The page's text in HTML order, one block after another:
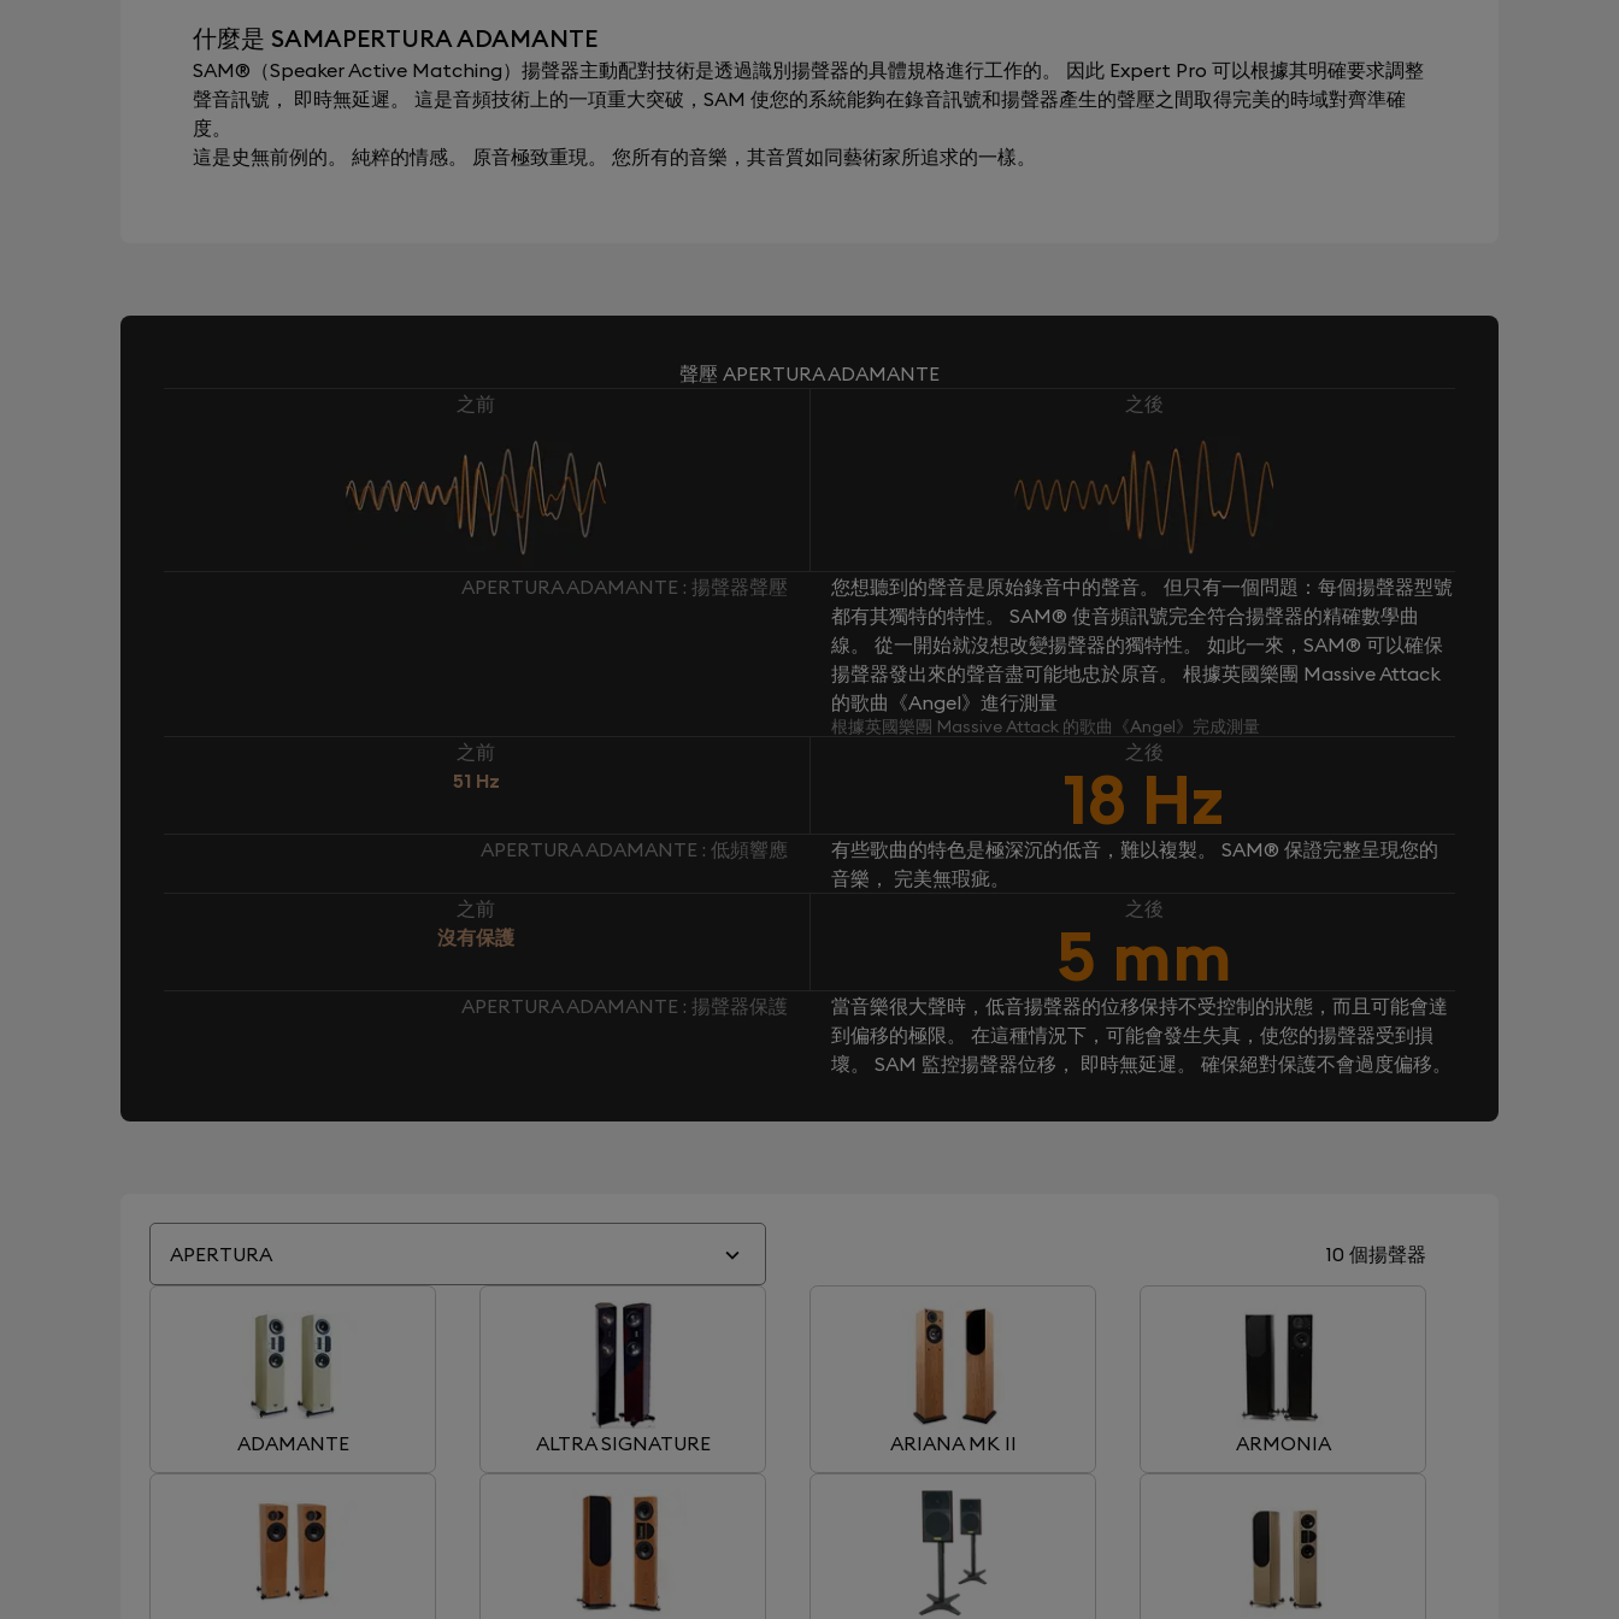
什麼是 SAMAPERTURA ADAMANTE
SAM®（Speaker Active Matching）揚聲器主動配對技術是透過識別揚聲器的具體規格進行工作的。 因此 Expert Pro 可以根據其明確要求調整
聲音訊號， 即時無延遲。 這是音頻技術上的一項重大突破，SAM 使您的系統能夠在錄音訊號和揚聲器產生的聲壓之間取得完美的時域對齊準確
度。
這是史無前例的。 純粹的情感。 原音極致重現。 您所有的音樂，其音質如同藝術家所追求的一樣。
聲壓 APERTURA ADAMANTE
之前
之後
APERTURA ADAMANTE : 揚聲器聲壓
您想聽到的聲音是原始錄音中的聲音。 但只有一個問題：每個揚聲器型號
都有其獨特的特性。 SAM® 使音頻訊號完全符合揚聲器的精確數學曲
線。 從一開始就沒想改變揚聲器的獨特性。 如此一來，SAM® 可以確保
揚聲器發出來的聲音盡可能地忠於原音。 根據英國樂團 Massive Attack
的歌曲《Angel》進行測量
根據英國樂團 Massive Attack 的歌曲《Angel》完成測量
之前
51 Hz
之後
18 Hz
APERTURA ADAMANTE : 低頻響應
有些歌曲的特色是極深沉的低音，難以複製。 SAM® 保證完整呈現您的
音樂， 完美無瑕疵。
之前
沒有保護
之後
5 mm
APERTURA ADAMANTE : 揚聲器保護
當音樂很大聲時，低音揚聲器的位移保持不受控制的狀態，而且可能會達
到偏移的極限。 在這種情況下，可能會發生失真，使您的揚聲器受到損
壞。 SAM 監控揚聲器位移， 即時無延遲。 確保絕對保護不會過度偏移。
APERTURA 10 個揚聲器
ADAMANTE ALTRA SIGNATURE ARIANA MK II ARMONIA